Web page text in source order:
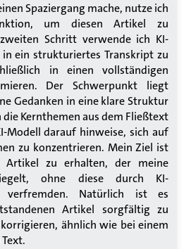
Spaziergang mache, nutze ich
um diesen Artikel zu
Schritt verwende ich KI-
ein strukturiertes Transkript zu
in einen vollständigen
Der Schwerpunkt liegt
Gedanken in eine klare Struktur
Kernthemen aus dem Fließtext
Modell darauf hinweise, sich auf
zu konzentrieren. Mein Ziel ist
Artikel zu erhalten, der meine
ohne diese durch KI-
verfremden. Natürlich ist es
Artikel sorgfältig zu
ähnlich wie bei einem